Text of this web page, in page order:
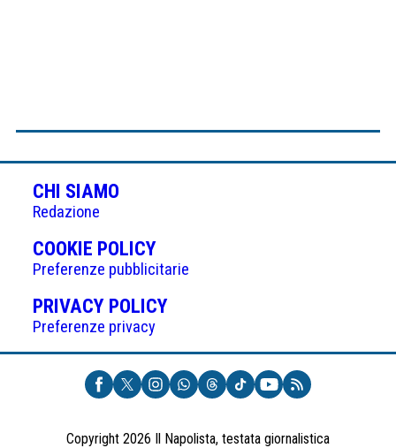
CHI SIAMO
Redazione
COOKIE POLICY(APRE
IN
UNA
NUOVA
Preferenze pubblicitarie
PRIVACY POLICY(APRE
UNA
NUOVA
SCHEDA)
Preferenze privacy
Copyright 2026 Il Napolista, testata giornalistica